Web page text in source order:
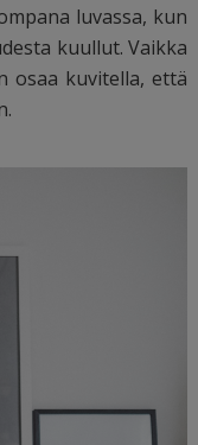
luvassa, kun
kuullut. Vaikka
osaa kuvitella, että